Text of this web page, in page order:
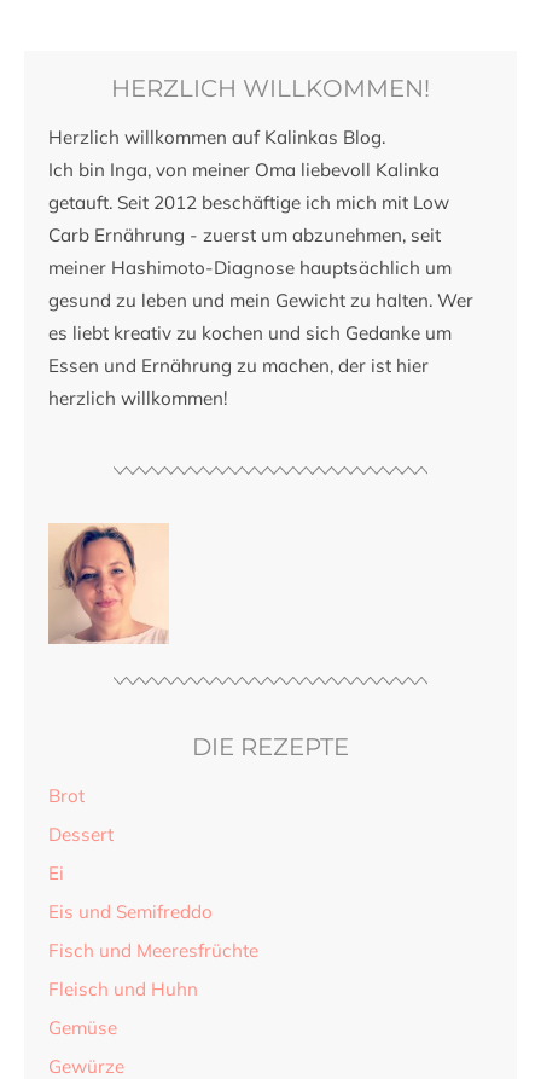
HERZLICH WILLKOMMEN!
Herzlich willkommen auf Kalinkas Blog.
Ich bin Inga, von meiner Oma liebevoll Kalinka
getauft. Seit 2012 beschäftige ich mich mit Low
Carb Ernährung - zuerst um abzunehmen, seit
meiner Hashimoto-Diagnose hauptsächlich um
gesund zu leben und mein Gewicht zu halten. Wer
es liebt kreativ zu kochen und sich Gedanke um
Essen und Ernährung zu machen, der ist hier
herzlich willkommen!
DIE REZEPTE
Brot
Dessert
Ei
Eis und Semifreddo
Fisch und Meeresfrüchte
Fleisch und Huhn
Gemüse
Gewürze